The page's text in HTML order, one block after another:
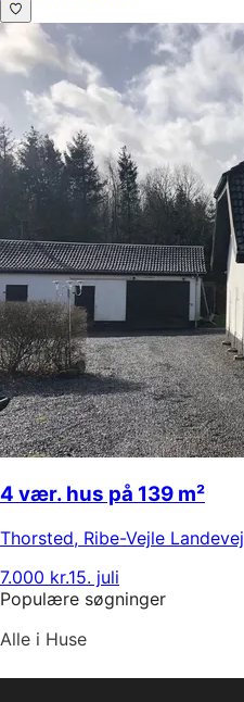
4 vær. hus på 139 m²
Thorsted, Ribe-Vejle Landevej
7.000 kr.15. juli
Populære søgninger
Alle i Huse